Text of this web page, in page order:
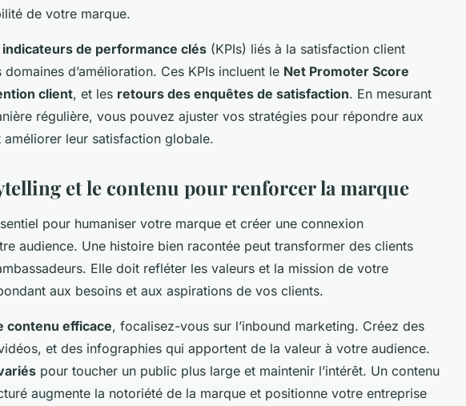
de votre marque.
indicateurs de performance clés (KPIs) liés à la satisfaction client
d’amélioration. Ces KPIs incluent le Net Promoter Score
client, et les retours des enquêtes de satisfaction. En mesurant
régulière, vous pouvez ajuster vos stratégies pour répondre aux
améliorer leur satisfaction globale.
et le contenu pour renforcer la marque
pour humaniser votre marque et créer une connexion
audience. Une histoire bien racontée peut transformer des clients
Elle doit refléter les valeurs et la mission de votre
aux besoins et aux aspirations de vos clients.
contenu efficace, focalisez-vous sur l’inbound marketing. Créez des
et des infographies qui apportent de la valeur à votre audience.
pour toucher un public plus large et maintenir l’intérêt. Un contenu
augmente la notoriété de la marque et positionne votre entreprise